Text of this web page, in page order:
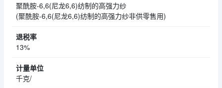
聚酰胺-6,6(尼龙6,6)纺制的高强力纱
(聚酰胺-6,6(尼龙6,6)纺制的高强力纱非供零售用)
13%
千克/